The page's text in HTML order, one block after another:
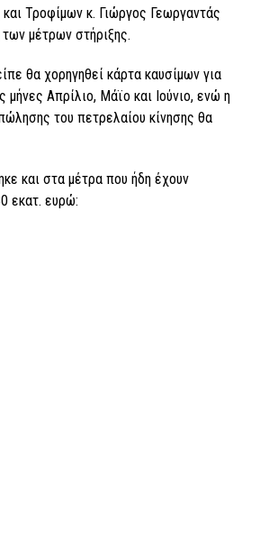
Τροφίμων κ. Γιώργος Γεωργαντάς
μέτρων στήριξης.
θα χορηγηθεί κάρτα καυσίμων για
μήνες Απρίλιο, Μάϊο και Ιούνιο, ενώ η
του πετρελαίου κίνησης θα
και στα μέτρα που ήδη έχουν
εκατ. ευρώ: